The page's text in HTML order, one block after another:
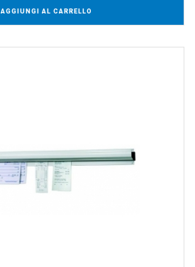
AGGIUNGI AL CARRELLO